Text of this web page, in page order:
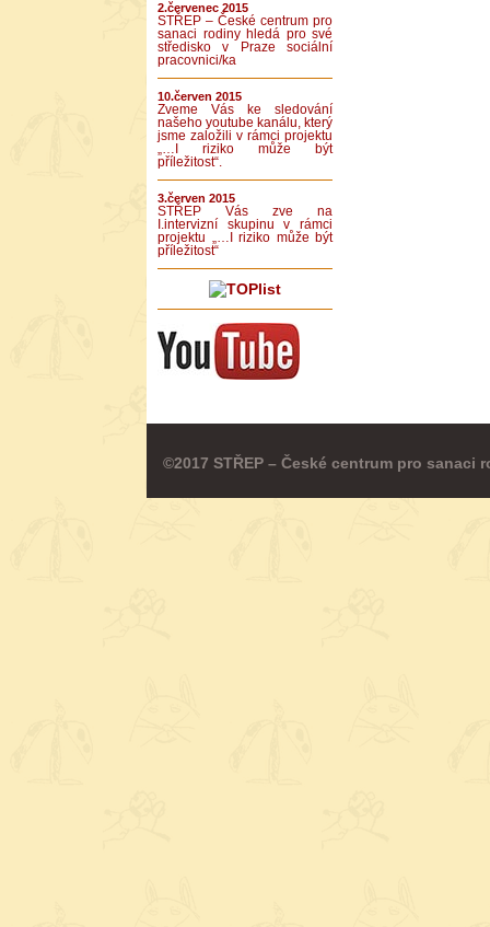
2.červenec 2015
STŘEP – České centrum pro
sanaci rodiny hledá pro své
středisko v Praze sociální
pracovnici/ka
10.červen 2015
Zveme Vás ke sledování
našeho youtube kanálu, který
jsme založili v rámci projektu
„…I riziko může být
příležitost“.
3.červen 2015
STŘEP Vás zve na
I.intervizní skupinu v rámci
projektu „…I riziko může být
příležitost“
©2017 STŘEP – České centrum pro sanaci